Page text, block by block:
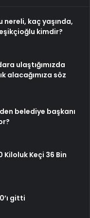
nereli, kaç yaşında,
kimdir?
ulaştığımızda
alacağımıza söz
belediye başkanı
Kiloluk Keçi 36 Bin
gitti